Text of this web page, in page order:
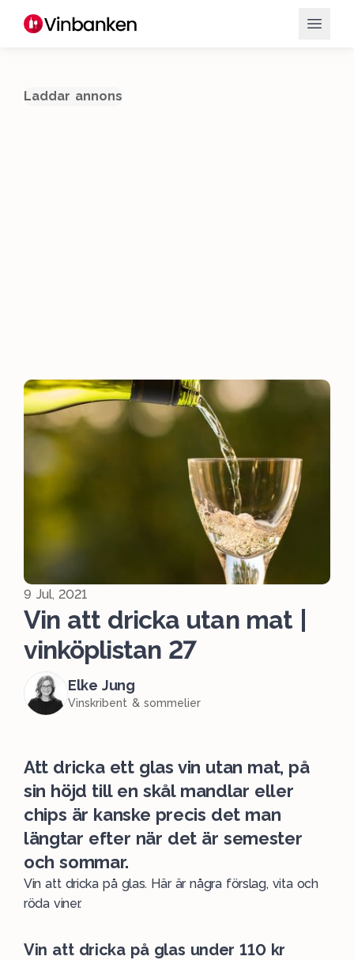
Laddar annons
9 Jul, 2021
Vin att dricka utan mat |
vinköplistan 27
Elke Jung
Vinskribent & sommelier
Att dricka ett glas vin utan mat, på
sin höjd till en skål mandlar eller
chips är kanske precis det man
längtar efter när det är semester
och sommar.
Vin att dricka på glas. Här är några förslag, vita och
röda viner.
Vin att dricka på glas under 110 kr